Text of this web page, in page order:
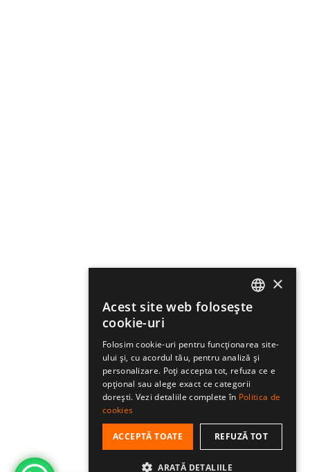
ROMANIAN
ENGLISH
×
Acest site web folosește
cookie-uri
Folosim cookie-uri pentru funcționarea site-
ului și, cu acordul tău, pentru analiză și
personalizare. Poți accepta tot, refuza ce e
opțional sau alege exact ce categorii
dorești. Vezi detaliile complete în Politica de
cookies
ACCEPTĂ TOATE REFUZĂ TOT
ARATĂ DETALIILE